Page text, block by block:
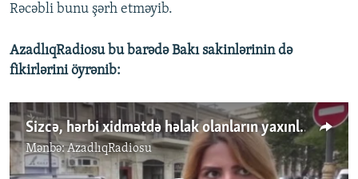
Rəcəbli bunu şərh etməyib.
AzadlıqRadiosu bu barədə Bakı sakinlərinin də
fikirlərini öyrənib:
Sizcə, hərbi xidmətdə həlak olanların yaxınlarına dövlət qayğısı nə qədər yetərlidir?
Mənbə:AzadlıqRadiosu